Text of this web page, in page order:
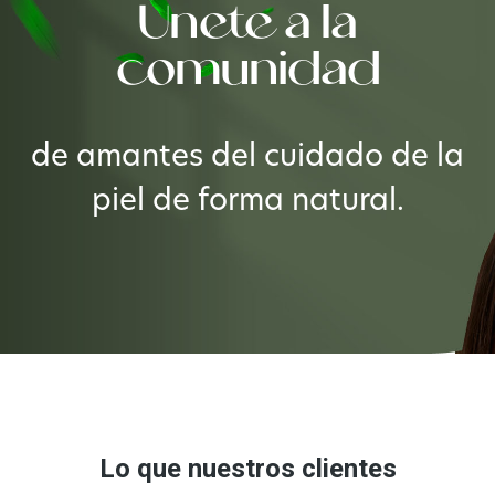
Únete a la
comunidad
de amantes del cuidado de la
piel de forma natural.